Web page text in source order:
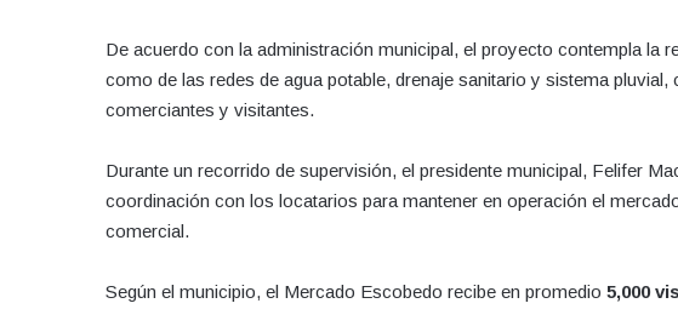
De acuerdo con la administración municipal, el proyecto contempla la
como de las redes de agua potable, drenaje sanitario y sistema
comerciantes y visitantes.
Durante un recorrido de supervisión, el presidente municipal, Felifer
coordinación con los locatarios para mantener en operación el
comercial.
Según el municipio, el Mercado Escobedo recibe en promedio 5,000